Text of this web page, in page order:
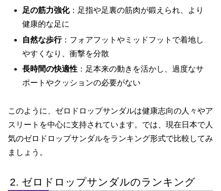
足の筋力強化：足指や足裏の筋肉が鍛えられ、より
健康的な足に
自然な歩行：フォアフットやミッドフットで着地し
やすくなり、衝撃を分散
長時間の快適性 ：足本来の動きを活かし、過度なサ
ポートやクッションの必要がない
このように、ゼロドロップサンダルは健康志向の人々やア
スリートを中心に支持されています。では、現在日本で人
気のゼロドロップサンダルをランキング形式で比較してみ
ましょう。
ゼロドロップサンダルのランキング